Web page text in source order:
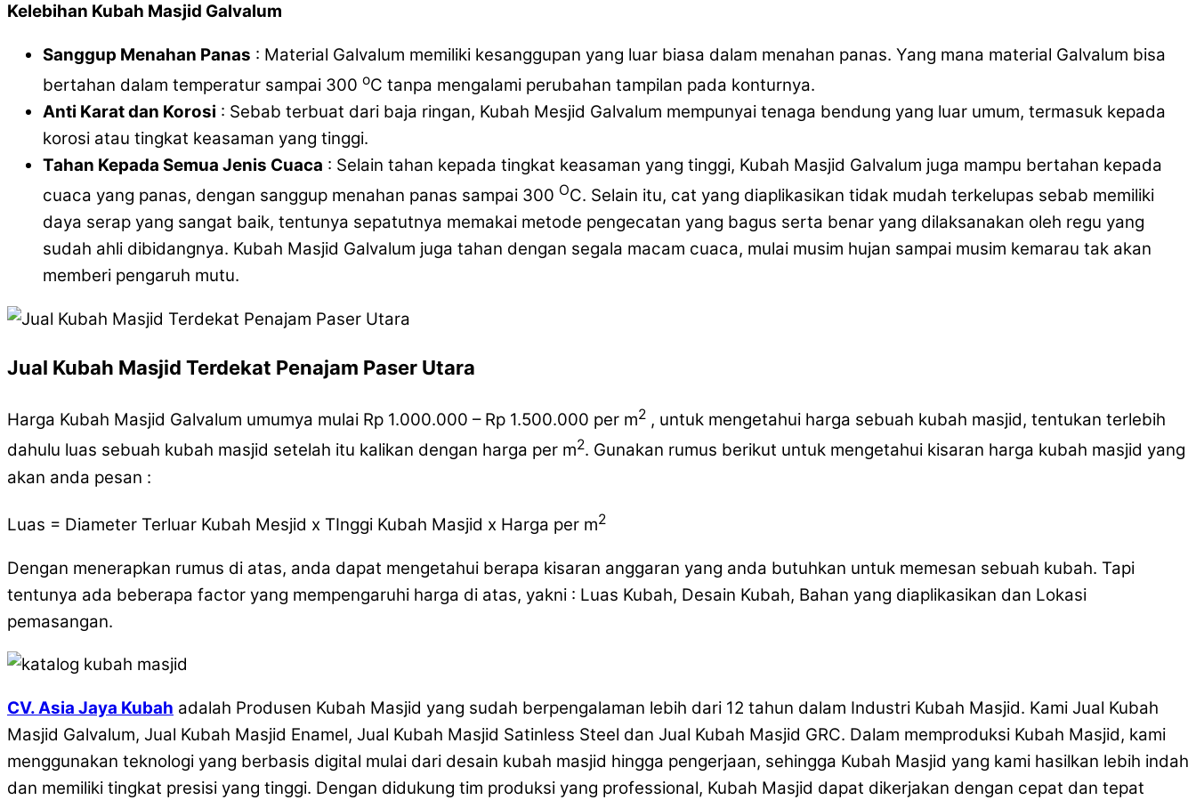
Kelebihan Kubah Masjid Galvalum
Sanggup Menahan Panas : Material Galvalum memiliki kesanggupan yang luar biasa dalam menahan panas. Yang mana material Galvalum bisa
bertahan dalam temperatur sampai 300 oC tanpa mengalami perubahan tampilan pada konturnya.
Anti Karat dan Korosi : Sebab terbuat dari baja ringan, Kubah Mesjid Galvalum mempunyai tenaga bendung yang luar umum, termasuk kepada
korosi atau tingkat keasaman yang tinggi.
Tahan Kepada Semua Jenis Cuaca : Selain tahan kepada tingkat keasaman yang tinggi, Kubah Masjid Galvalum juga mampu bertahan kepada
cuaca yang panas, dengan sanggup menahan panas sampai 300 OC. Selain itu, cat yang diaplikasikan tidak mudah terkelupas sebab memiliki
daya serap yang sangat baik, tentunya sepatutnya memakai metode pengecatan yang bagus serta benar yang dilaksanakan oleh regu yang
sudah ahli dibidangnya. Kubah Masjid Galvalum juga tahan dengan segala macam cuaca, mulai musim hujan sampai musim kemarau tak akan
memberi pengaruh mutu.
Jual Kubah Masjid Terdekat Penajam Paser Utara
Harga Kubah Masjid Galvalum umumya mulai Rp 1.000.000 – Rp 1.500.000 per m2 , untuk mengetahui harga sebuah kubah masjid, tentukan terlebih
dahulu luas sebuah kubah masjid setelah itu kalikan dengan harga per m2. Gunakan rumus berikut untuk mengetahui kisaran harga kubah masjid yang
akan anda pesan :
Luas = Diameter Terluar Kubah Mesjid x TInggi Kubah Masjid x Harga per m2
Dengan menerapkan rumus di atas, anda dapat mengetahui berapa kisaran anggaran yang anda butuhkan untuk memesan sebuah kubah. Tapi
tentunya ada beberapa factor yang mempengaruhi harga di atas, yakni : Luas Kubah, Desain Kubah, Bahan yang diaplikasikan dan Lokasi
pemasangan.
CV. Asia Jaya Kubah adalah Produsen Kubah Masjid yang sudah berpengalaman lebih dari 12 tahun dalam Industri Kubah Masjid. Kami Jual Kubah
Masjid Galvalum, Jual Kubah Masjid Enamel, Jual Kubah Masjid Satinless Steel dan Jual Kubah Masjid GRC. Dalam memproduksi Kubah Masjid, kami
menggunakan teknologi yang berbasis digital mulai dari desain kubah masjid hingga pengerjaan, sehingga Kubah Masjid yang kami hasilkan lebih indah
dan memiliki tingkat presisi yang tinggi. Dengan didukung tim produksi yang professional, Kubah Masjid dapat dikerjakan dengan cepat dan tepat